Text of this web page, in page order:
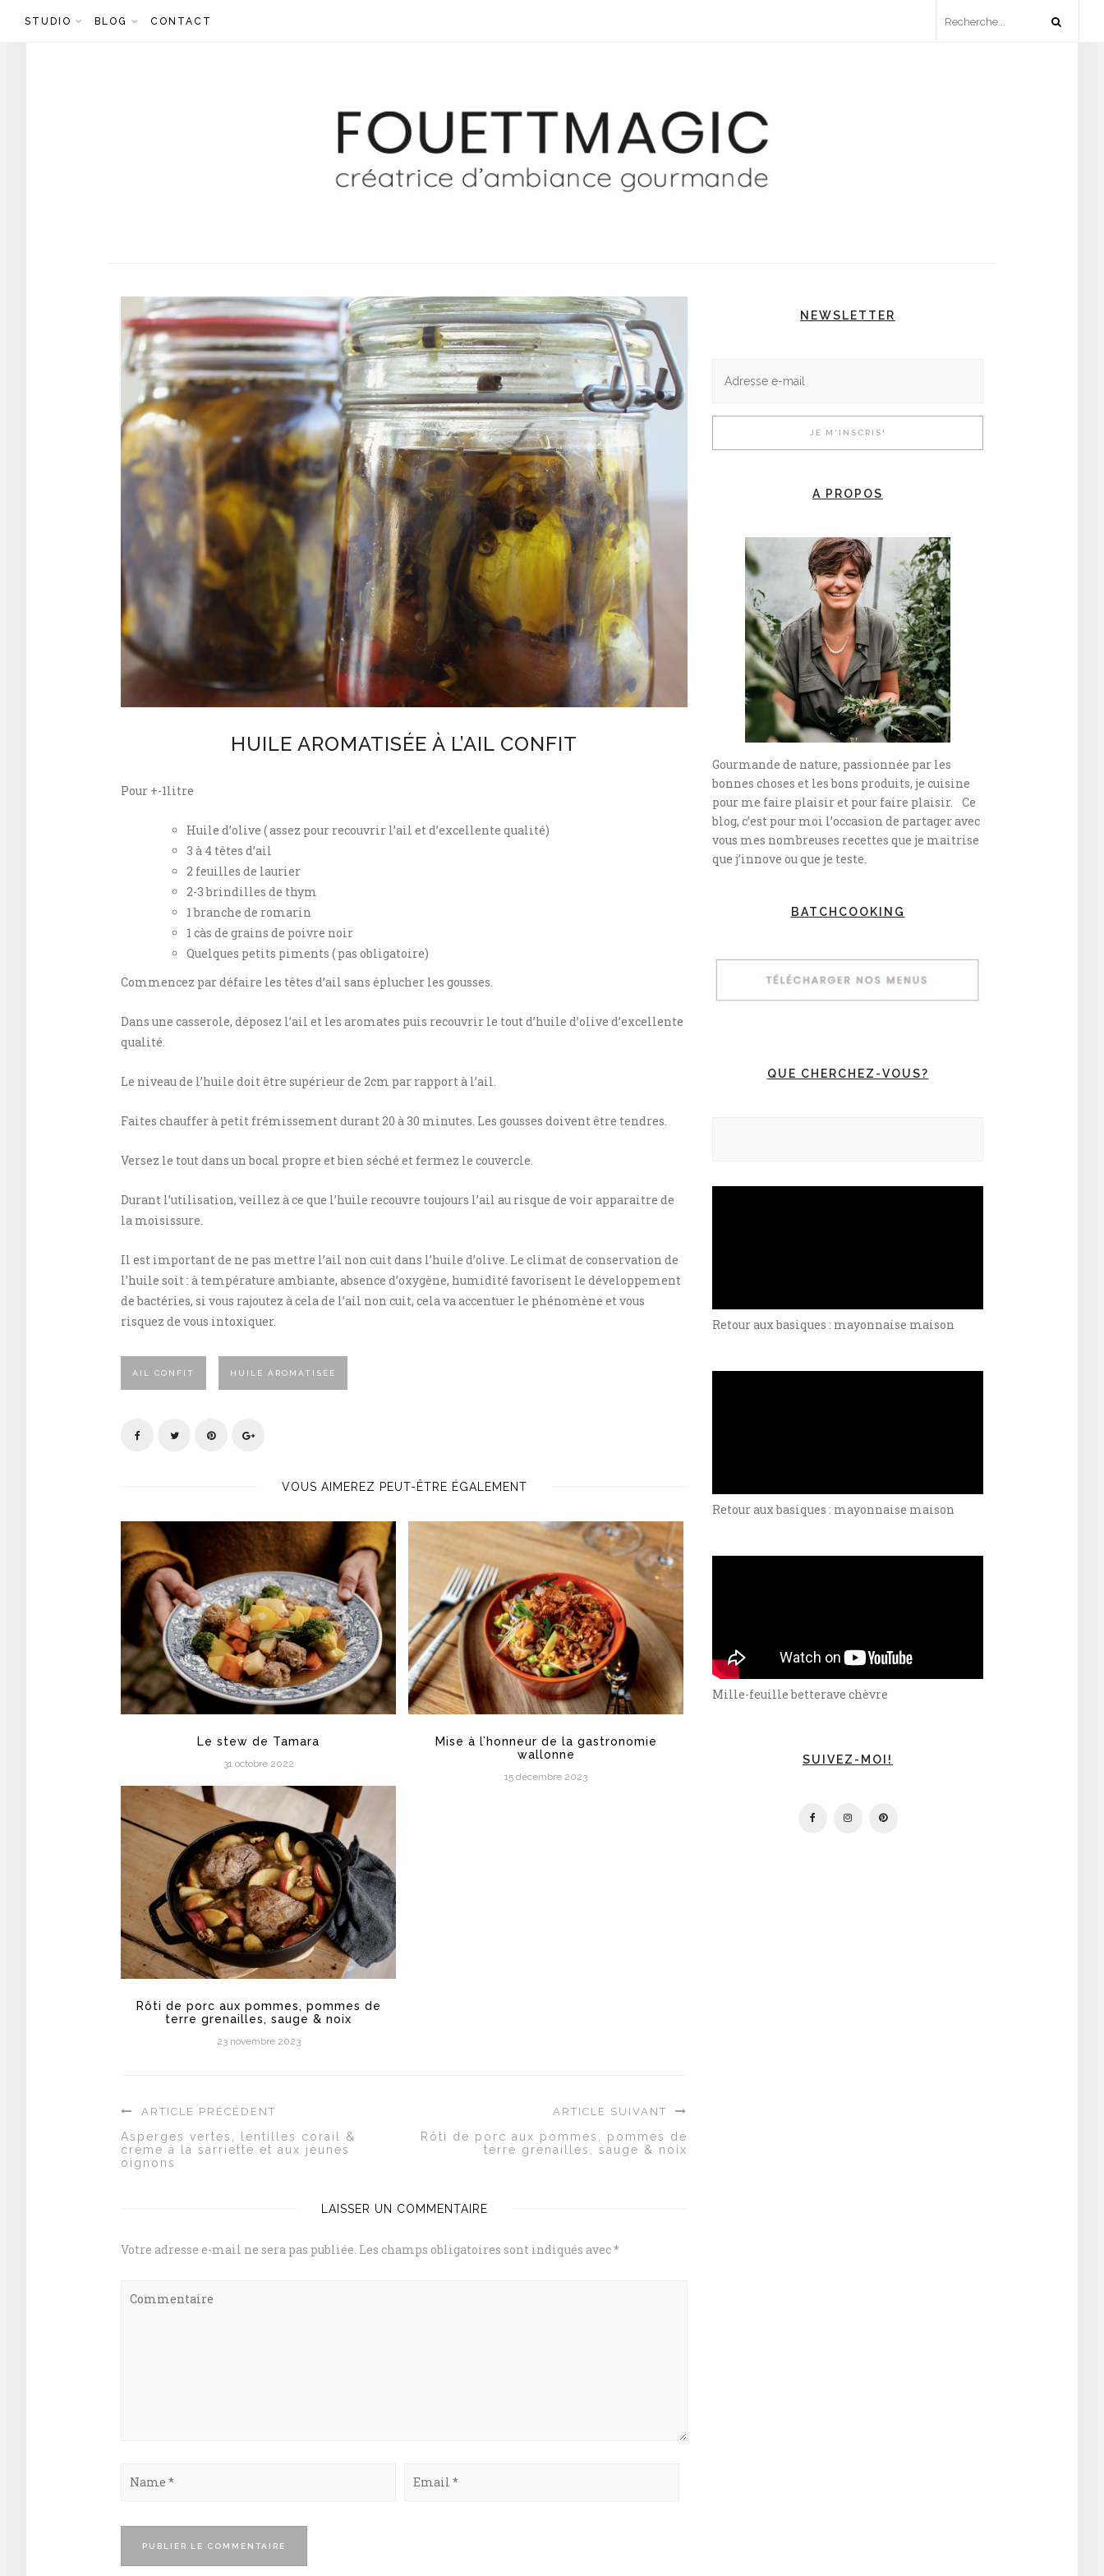
STUDIO BLOG CONTACT
HUILE AROMATISÉE À L’AIL CONFIT
Pour +-1litre
Huile d’olive ( assez pour recouvrir l’ail et d’excellente qualité)
3 à 4 têtes d’ail
2 feuilles de laurier
2-3 brindilles de thym
1 branche de romarin
1 càs de grains de poivre noir
Quelques petits piments ( pas obligatoire)
Commencez par défaire les têtes d’ail sans éplucher les gousses.
Dans une casserole, déposez l’ail et les aromates puis recouvrir le tout d’huile d’olive d’excellente
qualité.
Le niveau de l’huile doit être supérieur de 2cm par rapport à l’ail.
Faites chauffer à petit frémissement durant 20 à 30 minutes. Les gousses doivent être tendres.
Versez le tout dans un bocal propre et bien séché et fermez le couvercle.
Durant l’utilisation, veillez à ce que l’huile recouvre toujours l’ail au risque de voir apparaitre de
la moisissure.
Il est important de ne pas mettre l’ail non cuit dans l’huile d’olive. Le climat de conservation de
l’huile soit : à température ambiante, absence d’oxygène, humidité favorisent le développement
de bactéries, si vous rajoutez à cela de l’ail non cuit, cela va accentuer le phénomène et vous
risquez de vous intoxiquer.
AIL CONFIT HUILE AROMATISÉE
VOUS AIMEREZ PEUT-ÊTRE ÉGALEMENT
Le stew de Tamara
31 octobre 2022
Mise à l’honneur de la gastronomie
wallonne
15 décembre 2023
Rôti de porc aux pommes, pommes de
terre grenailles, sauge & noix
23 novembre 2023
ARTICLE PRÉCÉDENT
Asperges vertes, lentilles corail &
crème à la sarriette et aux jeunes
oignons
ARTICLE SUIVANT
Rôti de porc aux pommes, pommes de
terre grenailles, sauge & noix
LAISSER UN COMMENTAIRE
Votre adresse e-mail ne sera pas publiée. Les champs obligatoires sont indiqués avec*
NEWSLETTER
A PROPOS
Gourmande de nature, passionnée par les
bonnes choses et les bons produits, je cuisine
pour me faire plaisir et pour faire plaisir. Ce
blog, c’est pour moi l’occasion de partager avec
vous mes nombreuses recettes que je maitrise
que j’innove ou que je teste.
BATCHCOOKING
QUE CHERCHEZ-VOUS?
Retour aux basiques : mayonnaise maison
Retour aux basiques : mayonnaise maison
Mille-feuille betterave chèvre
SUIVEZ-MOI!